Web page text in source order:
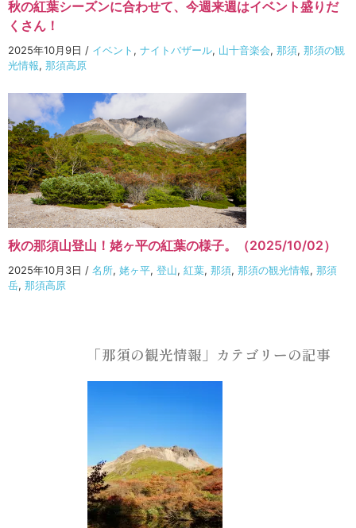
秋の紅葉シーズンに合わせて、今週来週はイベント盛りだ
くさん！
2025年10月9日 / イベント , ナイトバザール, 山十音楽会, 那須, 那須の観
光情報, 那須高原
秋の那須山登山！姥ヶ平の紅葉の様子。（2025/10/02）
2025年10月3日 / 名所, 姥ヶ平, 登山, 紅葉, 那須, 那須の観光情報, 那須
岳, 那須高原
「那須の観光情報」カテゴリーの記事